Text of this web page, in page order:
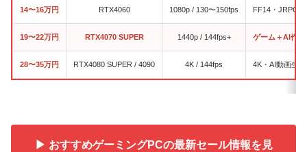
14〜16万円 RTX4060 1080p / 130〜150fps FF14・JRPG
19〜22万円 RTX4070 SUPER 1440p / 144fps+ ゲーム＋AI作
28〜35万円 RTX4080 SUPER / 4090 4K / 144fps 4K・AI動画生
▶ おすすめゲーミングPCの最新セール情報を見